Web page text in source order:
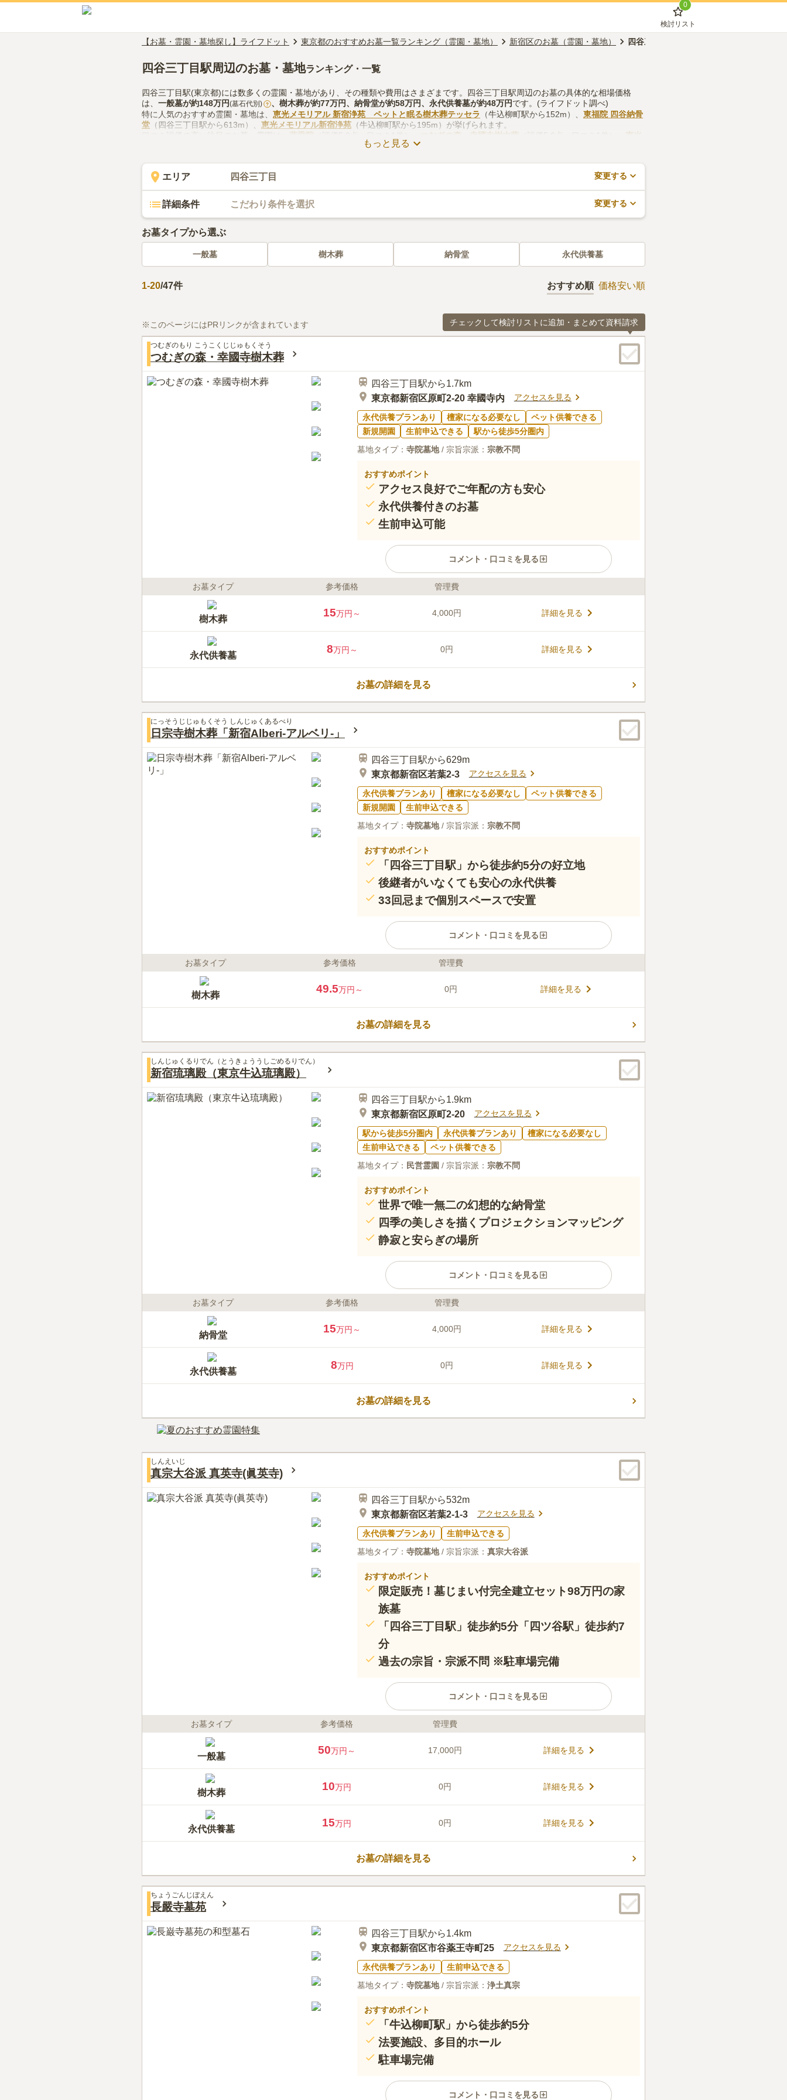
0
検討リスト
【お墓・霊園・墓地探し】ライフドット 東京都のおすすめお墓一覧ランキング（霊園・墓地） 新宿区のお墓（霊園・墓地） 四谷三丁目駅のお墓（霊園・墓地）
四谷三丁目駅周辺のお墓・墓地ランキング・一覧
四谷三丁目駅(東京都)には数多くの霊園・墓地があり、その種類や費用はさまざまです。四谷三丁目駅周辺のお墓の具体的な相場価格
は、 一般墓が約148万円(墓石代別) ? 、 樹木葬が約77万円、 納骨堂が約58万円、 永代供養墓が約48万円です。(ライフドット調べ)
特に人気のおすすめ霊園・墓地は、 恵光メモリアル 新宿浄苑 ペットと眠る樹木葬テッセラ （牛込柳町駅から152m）、 東福院 四谷納骨
堂 （四谷三丁目駅から613m）、 恵光メモリアル新宿浄苑 （牛込柳町駅から195m）が挙げられます。
蓮乗院 つむぎの森・幸國寺樹木葬
恵光
（評価4.6点・口コミ1件）があります。
隣での供花やお線香の入手方法などを考慮して選ぶとよいでしょう。資料請求や見学予約が無料でできますので、活用してみてくださ
い。
もっと見る
エリア 四谷三丁目 変更する
詳細条件 こだわり条件を選択 変更する
お墓タイプから選ぶ
一般墓 樹木葬 納骨堂 永代供養墓
1-20/47件 おすすめ順 価格安い順
※このページにはPRリンクが含まれています チェックして検討リストに追加・まとめて資料請求
つむぎのもり こうこくじじゅもくそう
つむぎの森・幸國寺樹木葬
四谷三丁目駅から1.7km
東京都新宿区原町2-20 幸國寺内
アクセスを見る
永代供養プランあり 檀家になる必要なし
ペット供養できる
新規開園
生前申込できる
駅から徒歩5分圏内
墓地タイプ： 寺院墓地/ 宗旨宗派： 宗教不問
おすすめポイント
アクセス良好でご年配の方も安心
永代供養付きのお墓
生前申込可能
コメント・口コミを見る
ライフドット編集部のコメント
日蓮宗のお寺、幸國寺の境内にございます。都心にありながら
一歩足を踏み入れると、樹齢500年以上の銀杏の木（新宿区指定
の森」は、大切な命の記憶を未来へつむぎ、自然に還る安らぎ
の場所です。 都会の喧騒を離れ、大木や草花に囲まれた静寂の
中で、大切な方とのつながりを感じながら穏やかな時を過ごす
口コミ評価
みんなの評価
くにちょっと洒落たお食事処も沢山あり、今日は寄りませんでしたが、
お墓タイプ 参考価格 管理費
樹木葬
15万円～ 4,000円 詳細を見る
永代供養墓
8万円～ 0円 詳細を見る
お墓の詳細を見る
にっそうじじゅもくそう しんじゅくあるべり
日宗寺樹木葬「新宿Alberi-アルベリ-」
四谷三丁目駅から629m
東京都新宿区若葉2-3
アクセスを見る
永代供養プランあり 檀家になる必要なし
ペット供養できる
新規開園
生前申込できる
墓地タイプ： 寺院墓地/ 宗旨宗派： 宗教不問
おすすめポイント
「四谷三丁目駅」から徒歩約5分の好立地
後継者がいなくても安心の永代供養
33回忌まで個別スペースで安置
コメント・口コミを見る
ライフドット編集部のコメント
市型樹木葬誕生。 「子供に負担をかけたくない」「自分一人
（または夫婦）で入りたい」というニーズに応える、期限付き
の樹木葬です。 お墓を管理する方がいなくても、日宗寺が責任
を持って永代にわたり供養・管理いたします。 ご納骨から33回
忌の間は、個別のスペースにて大切に供養いたします。仏教に
おいて、33回忌は「弔い上げ（とむらいあげ）」と呼ばれ、ど
んな罪も消えて完全に仏様になる節目の年とされています。33
回忌を過ぎた後は、合祀（ごうし）にて永眠いただき、安心で
す。
お墓タイプ 参考価格 管理費
樹木葬
49.5万円～ 0円 詳細を見る
お墓の詳細を見る
しんじゅくるりでん（とうきょううしごめるりでん）
新宿琉璃殿（東京牛込琉璃殿）
四谷三丁目駅から1.9km
東京都新宿区原町2-20
アクセスを見る
駅から徒歩5分圏内 永代供養プランあり
檀家になる必要なし
生前申込できる
ペット供養できる
墓地タイプ： 民営霊園 / 宗旨宗派： 宗教不問
おすすめポイント
世界で唯一無二の幻想的な納骨堂
四季の美しさを描くプロジェクションマッピング
静寂と安らぎの場所
コメント・口コミを見る
ライフドット編集部のコメント
ラス仏像が静かに輝き、穏やかな光が空間を満たします。春に
は桜、夏には新緑と、四季折々の情景を描き出すプロジェクシ
都会の中心・新宿にありながら、自然の静けさに包まれたこの
場所は、人生の最期を穏やかに迎え、ご家族の想いを未来へと
繋ぐ大切な場所です。どうぞお気軽にご見学ください。
口コミ評価
みんなの評価
お墓タイプ 参考価格 管理費
納骨堂
15万円～ 4,000円 詳細を見る
永代供養墓
8万円 0円 詳細を見る
お墓の詳細を見る
しんえいじ
真宗大谷派 真英寺(眞英寺)
四谷三丁目駅から532m
東京都新宿区若葉2-1-3
アクセスを見る
永代供養プランあり
生前申込できる
墓地タイプ： 寺院墓地/ 宗旨宗派： 真宗大谷派
おすすめポイント
限定販売！墓じまい付完全建立セット98万円の家
族墓
「四谷三丁目駅」徒歩約5分「四ツ谷駅」徒歩約7
分
過去の宗旨・宗派不問 ※駐車場完備
コメント・口コミを見る
ライフドット編集部のコメント
谷三丁目駅」から徒歩5分程と、歩いてお参りできます。1617
年に麹町で創建され、以降は何度かの移転を経て1841年に現在
されたものです。法事や会食施設もあり、駐車場完備されてい
るので施設も充実しています。全区画が平坦地となっているの
で車椅子の方でも安心してお参りできます。
口コミ評価
で仕出しを取ることもできますが、近所の飲食店での会食も可能です。
口コミの続きを読む
お墓タイプ 参考価格 管理費
一般墓
50万円～ 17,000円 詳細を見る
樹木葬
10万円 0円 詳細を見る
永代供養墓
15万円 0円 詳細を見る
お墓の詳細を見る
ちょうごんじぼえん
長嚴寺墓苑
四谷三丁目駅から1.4km
東京都新宿区市谷薬王寺町25
アクセスを見る
永代供養プランあり
生前申込できる
墓地タイプ： 寺院墓地/ 宗旨宗派： 浄土真宗
おすすめポイント
「牛込柳町駅」から徒歩約5分
法要施設、多目的ホール
駐車場完備
コメント・口コミを見る